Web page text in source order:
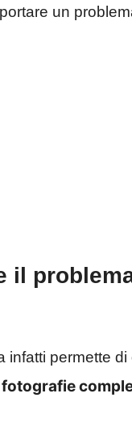
un
il
infatti permette